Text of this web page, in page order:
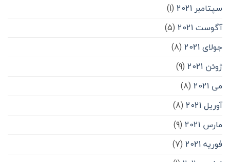
سپتامبر 2021
(1)
آگوست 2021
(5)
جولای 2021
(8)
ژوئن 2021
(9)
می 2021
(8)
آوریل 2021
(8)
مارس 2021
(9)
فوریه 2021
(7)